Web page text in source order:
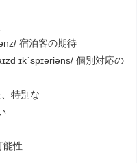
宿泊客の期待
ɪkˈspɪəriəns/ 個別対応の
特別な
能性